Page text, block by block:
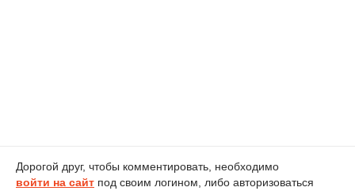
Дорогой друг, чтобы комментировать, необходимо
войти на сайт под своим логином, либо авторизоваться